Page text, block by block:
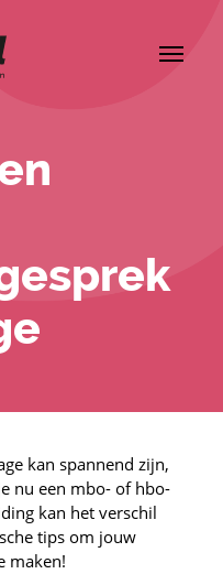
kan spannend zijn,
nu een mbo- of hbo-
kan het verschil
tips om jouw
maken!